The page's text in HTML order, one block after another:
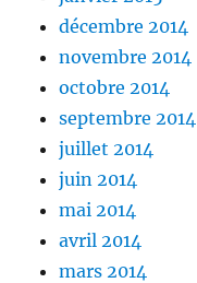
décembre 2014
novembre 2014
octobre 2014
septembre 2014
juillet 2014
juin 2014
mai 2014
avril 2014
mars 2014